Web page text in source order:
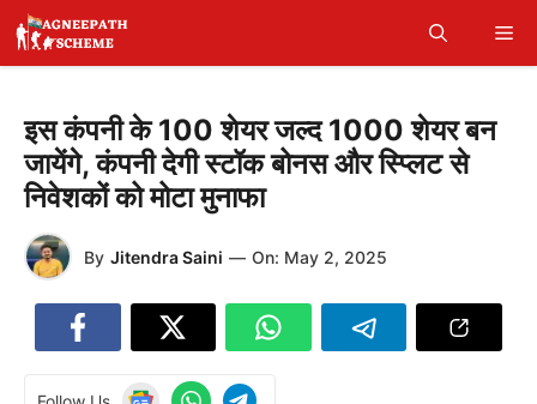
Skip
content
इस कंपनी के 100 शेयर जल्द 1000 शेयर बन
जायेंगे, कंपनी देगी स्टॉक बोनस और स्प्लिट से
निवेशकों को मोटा मुनाफा
By Jitendra Saini — On: May 2, 2025